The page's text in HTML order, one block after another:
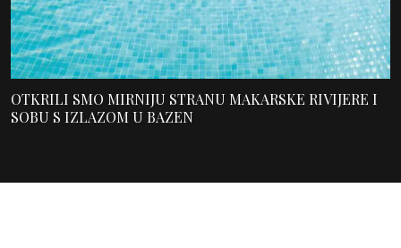
OTKRILI SMO MIRNIJU STRANU MAKARSKE RIVIJERE I
SOBU S IZLAZOM U BAZEN